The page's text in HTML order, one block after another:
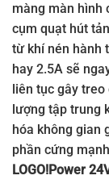
màng màn hình
cụm quạt hút
từ khí nén hành
hay 2.5A sẽ
liên tục gây
lượng tập trung
hóa không gian
phần cứng
LOGO!Power